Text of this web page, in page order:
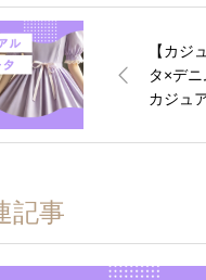
【カジ
タ×デ
カジュ
記事